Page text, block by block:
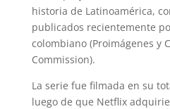
historia de Latinoamérica,
publicados recientemente
colombiano (Proimágenes y
Commission).
La serie fue filmada en su
luego de que Netflix